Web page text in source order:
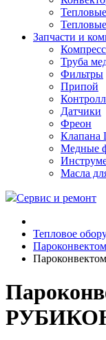
Запчасти и
Труба
Фильтры
Припой
Датчики
Фреон
Клапана
Медные
Масла
Сервис и ремонт
Тепловое